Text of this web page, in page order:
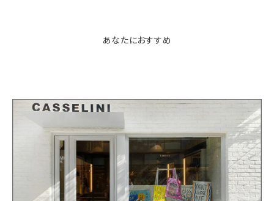
あなたにおすすめ